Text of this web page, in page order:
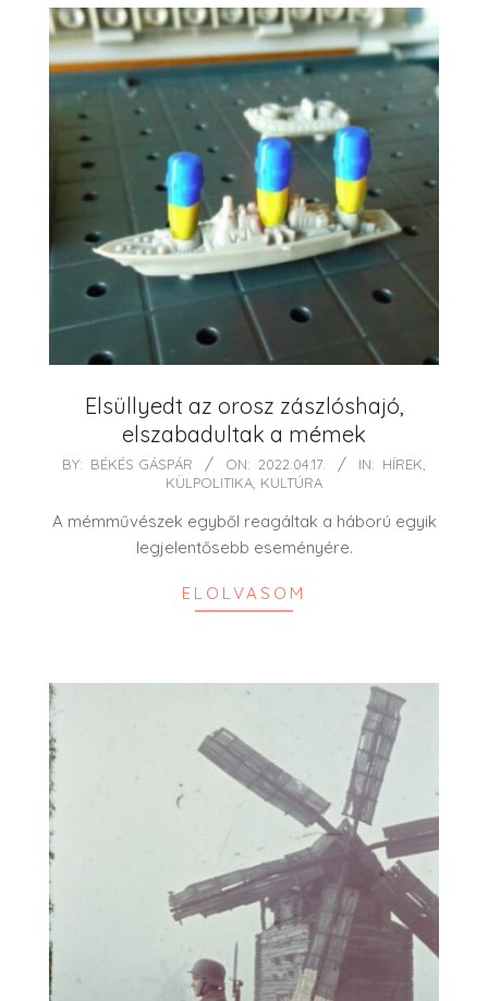
Elsüllyedt az orosz zászlóshajó,
elszabadultak a mémek
2022-
17
BY: BÉKÉS GÁSPÁR ON: 2022.04.17. IN: HÍREK
KÜLPOLITIKA KULTÚRA
A mémművészek egyből reagáltak a háború egyik
legjelentősebb eseményére.
ELOLVASOM